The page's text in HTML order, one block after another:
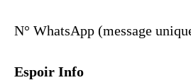
N° WhatsApp (message
Espoir Info